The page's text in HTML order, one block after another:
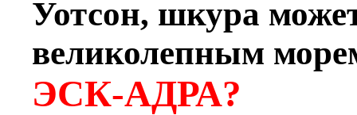
Уотсон, шкура
великолепным
ЭСК-АДРА?